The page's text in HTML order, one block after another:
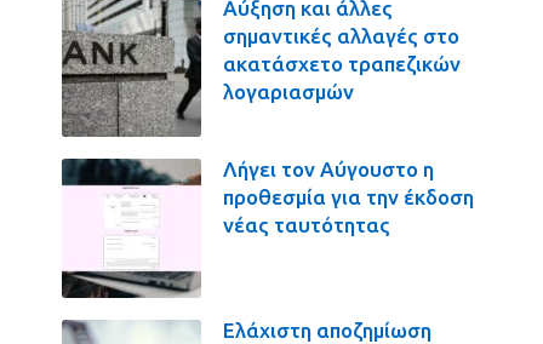
Αύξηση και άλλες
σημαντικές αλλαγές στο
ακατάσχετο τραπεζικών
λογαριασμών
Λήγει τον Αύγουστο η
προθεσμία για την έκδοση
νέας ταυτότητας
Ελάχιστη αποζημίωση